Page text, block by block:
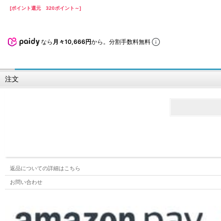
[ポイント還元 320ポイント～]
なら 月々10,666円から。分割手数料無料
注文
返品についての詳細はこちら
お問い合わせ